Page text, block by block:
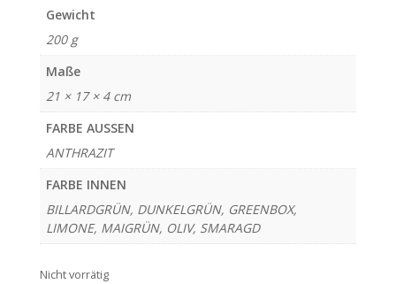
Gewicht
200 g
Maße
21 × 17 × 4 cm
FARBE AUSSEN
ANTHRAZIT
FARBE INNEN
BILLARDGRÜN, DUNKELGRÜN, GREENBOX,
LIMONE, MAIGRÜN, OLIV, SMARAGD
Nicht vorrätig